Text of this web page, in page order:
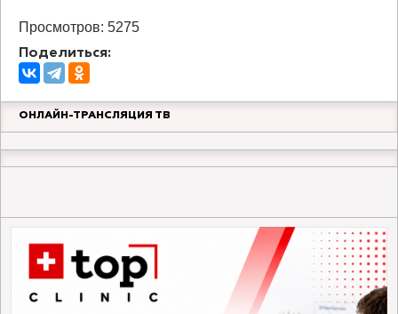
Просмотров: 5275
Поделиться:
ОНЛАЙН-ТРАНСЛЯЦИЯ ТВ